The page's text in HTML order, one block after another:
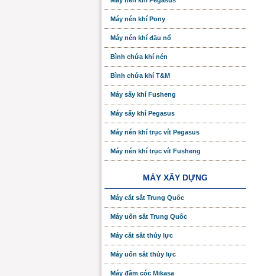
Máy nén khí Pony
Máy nén khí đầu nổ
Bình chứa khí nén
Bình chứa khí T&M
Máy sấy khí Fusheng
Máy sấy khí Pegasus
Máy nén khí trục vít Pegasus
Máy nén khí trục vít Fusheng
MÁY XÂY DỰNG
Máy cắt sắt Trung Quốc
Máy uốn sắt Trung Quốc
Máy cắt sắt thủy lực
Máy uốn sắt thủy lực
Máy đầm cóc Mikasa